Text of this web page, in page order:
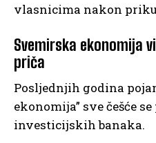
vlasnicima nakon
Svemirska ekonomija
priča
Posljednjih godina
ekonomija” sve češće
investicijskih banaka.